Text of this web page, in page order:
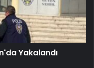
Yakalandı